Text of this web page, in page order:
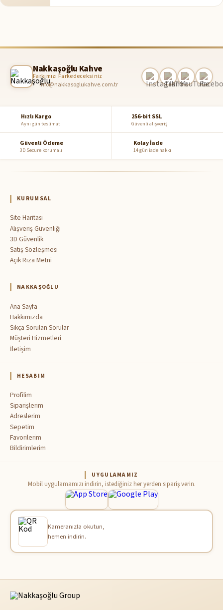
Nakkaşoğlu Kahve
Farkımızı Farkedeceksiniz
info@nakkasoglukahve.com.tr
Hızlı Kargo
Aynı gün teslimat
256-bit SSL
Güvenli alışveriş
Güvenli Ödeme
3D Secure korumalı
Kolay İade
14 gün iade hakkı
KURUMSAL
Site Haritası
Alışveriş Güvenliği
3D Güvenlik
Satış Sözleşmesi
Açık Rıza Metni
NAKKAŞOĞLU
Ana Sayfa
Hakkımızda
Sıkça Sorulan Sorular
Müşteri Hizmetleri
İletişim
HESABIM
Profilim
Siparişlerim
Adreslerim
Sepetim
Favorilerim
Bildirimlerim
UYGULAMAMIZ
Mobil uygulamamızı indirin, istediğiniz her yerden sipariş verin.
Kameranızla okutun,
hemen indirin.